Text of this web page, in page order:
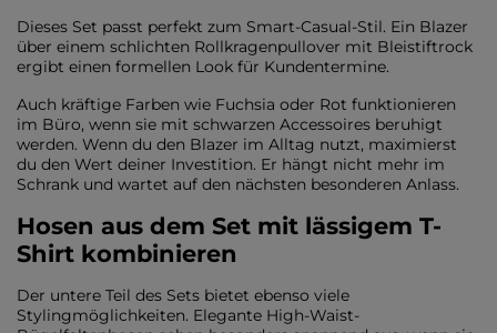
Dieses Set passt perfekt zum Smart-Casual-Stil. Ein Blazer
über einem schlichten Rollkragenpullover mit Bleistiftrock
ergibt einen formellen Look für Kundentermine.
Auch kräftige Farben wie Fuchsia oder Rot funktionieren
im Büro, wenn sie mit schwarzen Accessoires beruhigt
werden. Wenn du den Blazer im Alltag nutzt, maximierst
du den Wert deiner Investition. Er hängt nicht mehr im
Schrank und wartet auf den nächsten besonderen Anlass.
Hosen aus dem Set mit lässigem T-
Shirt kombinieren
Der untere Teil des Sets bietet ebenso viele
Stylingmöglichkeiten. Elegante High-Waist-